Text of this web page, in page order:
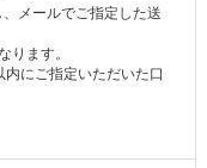
メールでご指定した送
ます。
にご指定いただいた口